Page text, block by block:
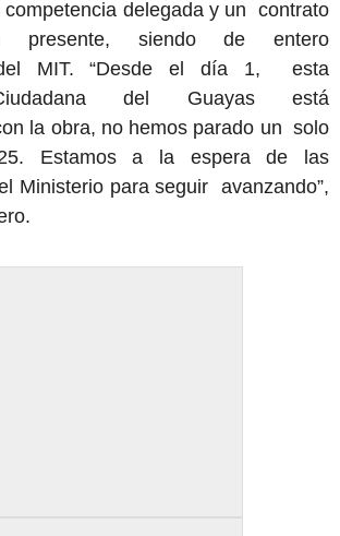
competencia delegada y un contrato
presente, siendo de entero
del MIT. “Desde el día 1, esta
del Guayas está
la obra, no hemos parado un solo
Estamos a la espera de las
Ministerio para seguir avanzando”,